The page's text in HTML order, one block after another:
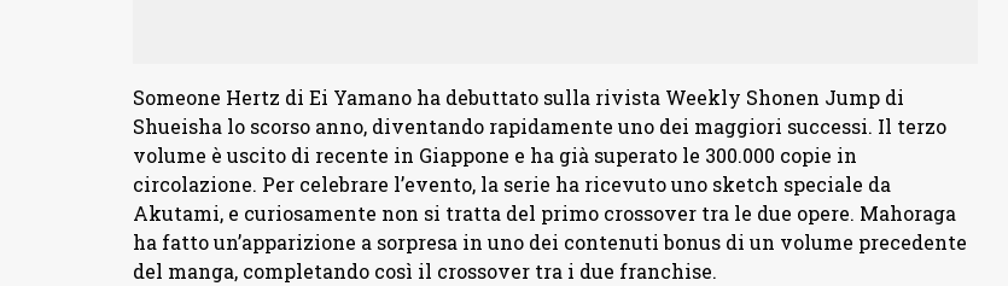
Someone Hertz di Ei Yamano ha debuttato sulla rivista Weekly Shonen Jump di
Shueisha lo scorso anno, diventando rapidamente uno dei maggiori successi. Il terzo
volume è uscito di recente in Giappone e ha già superato le 300.000 copie in
circolazione. Per celebrare l’evento, la serie ha ricevuto uno sketch speciale da
Akutami, e curiosamente non si tratta del primo crossover tra le due opere. Mahoraga
ha fatto un’apparizione a sorpresa in uno dei contenuti bonus di un volume precedente
del manga, completando così il crossover tra i due franchise.